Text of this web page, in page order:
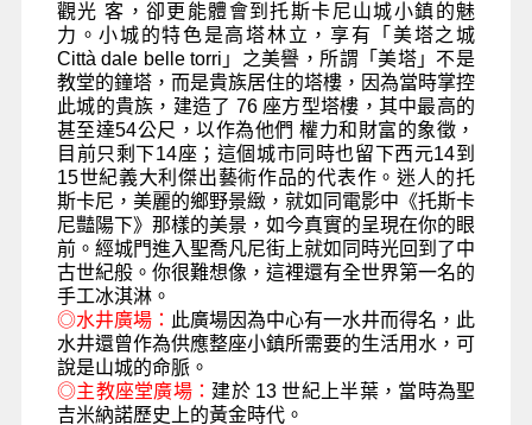
觀光 客，卻更能體會到托斯卡尼山城小鎮的魅
力。小城的特色是高塔林立，享有「美塔之城
Città dale belle torri 」之美譽，所謂「美塔」不是
教堂的鐘塔，而是貴族居住的塔樓，因為當時掌控
此城的貴族，建造了 76座方型塔樓，其中最高的
甚至達54公尺，以作為他們 權力和財富的象徵，
目前只剩下14座；這個城市同時也留下西元14到
15世紀義大利傑出藝術作品的代表作。迷人的托
斯卡尼，美麗的鄉野景緻，就如同電影中《托斯卡
尼豔陽下》那樣的美景，如今真實的呈現在你的眼
前。經城門進入聖喬凡尼街上就如同時光回到了中
古世紀般。你很難想像，這裡還有全世界第一名的
手工冰淇淋。
◎水井廣場： 此廣場因為中心有一水井而得名，此
水井還曾作為供應整座小鎮所需要的生活用水，可
說是山城的命脈。
◎主教座堂廣場： 建於 13 世紀上半葉，當時為聖
吉米納諾歷史上的黃金時代。